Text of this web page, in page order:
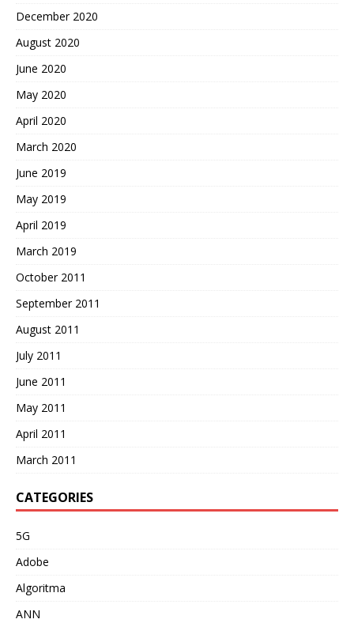
December 2020
August 2020
June 2020
May 2020
April 2020
March 2020
June 2019
May 2019
April 2019
March 2019
October 2011
September 2011
August 2011
July 2011
June 2011
May 2011
April 2011
March 2011
CATEGORIES
5G
Adobe
Algoritma
ANN